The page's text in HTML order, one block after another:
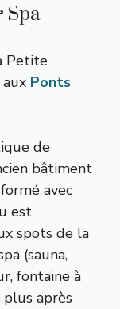
Spa
Petite
Ponts
de
bâtiment
avec
est
spots de la
(sauna,
fontaine à
après